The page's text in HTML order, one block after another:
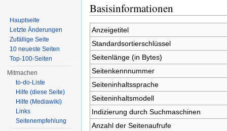
Basisinformationen
Anzeigetitel
Standardsortierschlüssel
Seitenlänge (in Bytes)
Seitenkennnummer
Seiteninhaltssprache
Seiteninhaltsmodell
Indizierung durch Suchmaschinen
Anzahl der Seitenaufrufe
Hauptseite
Letzte Änderungen
Zufällige Seite
10 neueste Seiten
Top-100-Seiten
Mitmachen
to-do-Liste
Hilfe (diese Seite)
Hilfe (Mediawiki)
Links
Seitenempfehlung